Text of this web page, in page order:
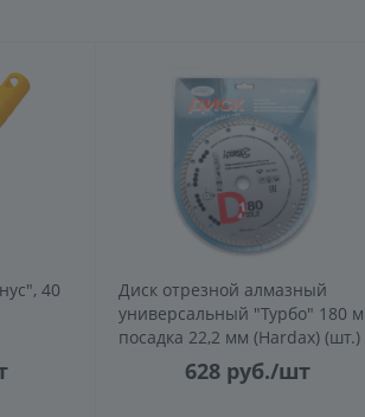
40
Диск отрезной алмазный
универсальный "Турбо" 180
посадка 22,2 мм (Hardax) (шт.)
628руб./шт